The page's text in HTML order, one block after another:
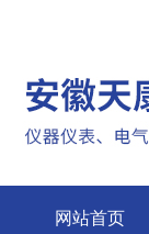
网站首页